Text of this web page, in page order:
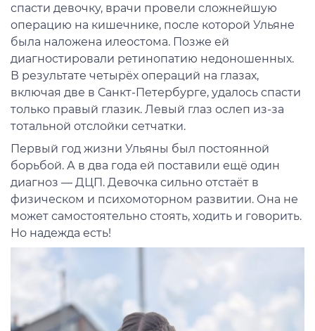
спасти девочку, врачи провели сложнейшую
операцию на кишечнике, после которой Ульяне
была наложена илеостома. Позже ей
диагностировали ретинопатию недоношенных.
В результате четырёх операций на глазах,
включая две в Санкт-Петербурге, удалось спасти
только правый глазик. Левый глаз ослеп из-за
тотальной отслойки сетчатки.
Первый год жизни Ульяны был постоянной
борьбой. А в два года ей поставили ещё один
диагноз — ДЦП. Девочка сильно отстаёт в
физическом и психомоторном развитии. Она не
может самостоятельно стоять, ходить и говорить.
Но надежда есть!